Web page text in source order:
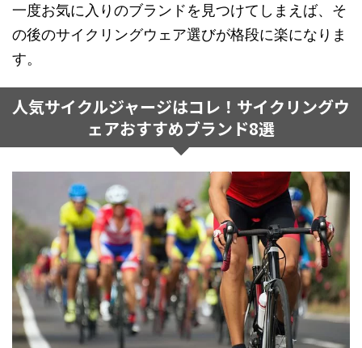
一度お気に入りのブランドを見つけてしまえば、そ
の後のサイクリングウェア選びが格段に楽になりま
す。
人気サイクルジャージはコレ！サイクリングウ
ェアおすすめブランド8選